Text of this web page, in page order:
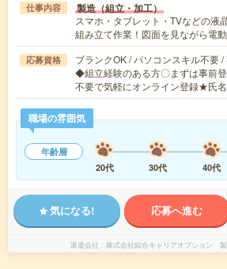
仕事内容 製造（組立・加工）
スマホ・タブレット・TVなどの液
組み立て作業！図面を見ながら電
応募資格
ブランクOK / パソコンスキル不要
◆組立経験のある方〇まずは事前
不要で気軽にオンライン登録★氏
職場の雰囲気
年齢層
20代
30代 40代
気になる! 応募へ進む
派遣会社 株式会社綜合キャリアオプション 製